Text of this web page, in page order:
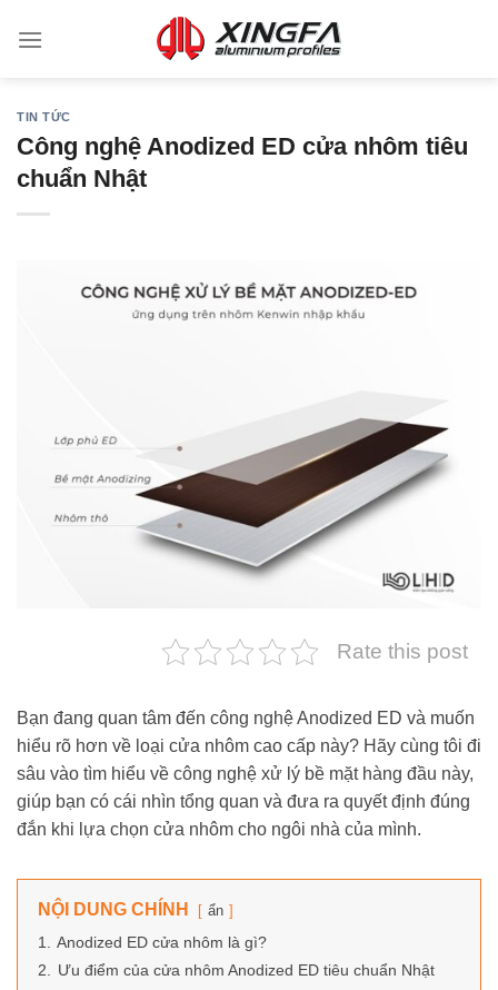
TIN TỨC
Công nghệ Anodized ED cửa nhôm tiêu
chuẩn Nhật
Rate this post
Bạn đang quan tâm đến công nghệ Anodized ED và muốn
hiểu rõ hơn về loại cửa nhôm cao cấp này? Hãy cùng tôi đi
sâu vào tìm hiểu về công nghệ xử lý bề mặt hàng đầu này,
giúp bạn có cái nhìn tổng quan và đưa ra quyết định đúng
đắn khi lựa chọn cửa nhôm cho ngôi nhà của mình.
NỘI DUNG CHÍNH ẩn
1.
Anodized ED cửa nhôm là gì?
2.
Ưu điểm của cửa nhôm Anodized ED tiêu chuẩn Nhật